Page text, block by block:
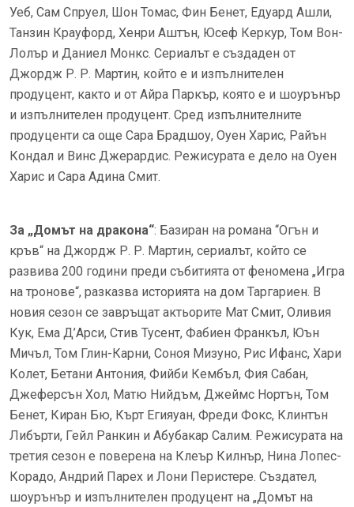
Уеб, Сам Спруел, Шон Томас, Фин Бенет, Едуард Ашли,
Танзин Крауфорд, Хенри Аштън, Юсеф Керкур, Том Вон-
Лолър и Даниел Монкс. Сериалът е създаден от
Джордж Р. Р. Мартин, който е и изпълнителен
продуцент, както и от Айра Паркър, която е и шоурънър
и изпълнителен продуцент. Сред изпълнителните
продуценти са още Сара Брадшоу, Оуен Харис, Райън
Кондал и Винс Джерардис. Режисурата е дело на Оуен
Харис и Сара Адина Смит.
За „Домът на дракона“: Базиран на романа “Огън и
кръв“ на Джордж Р. Р. Мартин, сериалът, който се
развива 200 години преди събитията от феномена „Игра
на тронове“, разказва историята на дом Таргариен. В
новия сезон се завръщат актьорите Мат Смит, Оливия
Кук, Ема Д’Арси, Стив Тусент, Фабиен Франкъл, Юън
Мичъл, Том Глин-Карни, Соноя Мизуно, Рис Ифанс, Хари
Колет, Бетани Антония, Фийби Кембъл, Фия Сабан,
Джеферсън Хол, Матю Нийдъм, Джеймс Нортън, Том
Бенет, Киран Бю, Кърт Егияуан, Фреди Фокс, Клинтън
Либърти, Гейл Ранкин и Абубакар Салим. Режисурата на
третия сезон е поверена на Клеър Килнър, Нина Лопес-
Корадо, Андрий Парех и Лони Перистере. Създател,
шоурънър и изпълнителен продуцент на „Домът на